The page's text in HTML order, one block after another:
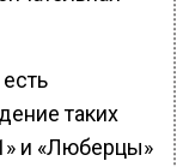
таких
и «Люберцы»